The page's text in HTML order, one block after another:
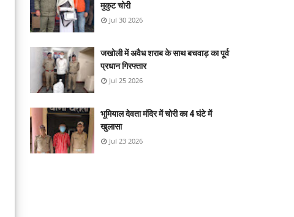
मुकुट चोरी
Jul 30 2026
जखोली में अवैध शराब के साथ बचवाड़ का पूर्व
प्रधान गिरफ्तार
Jul 25 2026
भूमियाल देवता मंदिर में चोरी का 4 घंटे में
खुलासा
Jul 23 2026